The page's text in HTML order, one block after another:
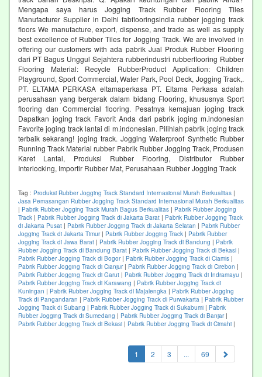
Mengapa saya harus Jogging Track Rubber Flooring Tiles
Manufacturer Supplier in Delhi fabflooringsindia rubber jogging track
floors We manufacture, export, dispense, and trade as well as supply
best excellence of Rubber Tiles for Jogging Track. We are involved in
offering our customers with ada pabrik Jual Produk Rubber Flooring
dari PT Bagus Unggul Sejahtera rubberindustri rubberflooring Rubber
Flooring Material: Recycle RubberProduct Application: Children
Playground, Sport Commercial, Water Park, Pool Deck, Jogging Track,.
PT. ELTAMA PERKASA eltamaperkasa PT. Eltama Perkasa adalah
perusahaan yang bergerak dalam bidang Flooring, khususnya Sport
flooring dan Commercial flooring. Pesatnya kemajuan joging track
Dapatkan joging track Favorit Anda dari pabrik joging m.indonesian
Favorite joging track lantai di m.indonesian. Pilihlah pabrik joging track
terbaik sekarang! joging track. Jogging Waterproof Synthetic Rubber
Running Track Material rubber Pabrik Rubber Jogging Track, Produsen
Karet Lantai, Produksi Rubber Flooring, Distributor Rubber
Interlocking, Importir Rubber Mat, Perusahaan Rubber Jogging Track
Tag : Produksi Rubber Jogging Track Standard Internasional Murah Berkualitas |
Jasa Pemasangan Rubber Jogging Track Standard Internasional Murah Berkualitas
| Pabrik Rubber Jogging Track Murah Bagus Berkualitas | Pabrik Rubber Jogging
Track | Pabrik Rubber Jogging Track di Jakarta Barat | Pabrik Rubber Jogging Track
di Jakarta Pusat | Pabrik Rubber Jogging Track di Jakarta Selatan | Pabrik Rubber
Jogging Track di Jakarta Timur| Pabrik Rubber Jogging Track | Pabrik Rubber
Jogging Track di Jawa Barat | Pabrik Rubber Jogging Track di Bandung | Pabrik
Rubber Jogging Track di Bandung Barat | Pabrik Rubber Jogging Track di Bekasi |
Pabrik Rubber Jogging Track di Bogor| Pabrik Rubber Jogging Track di Ciamis |
Pabrik Rubber Jogging Track di Cianjur| Pabrik Rubber Jogging Track di Cirebon |
Pabrik Rubber Jogging Track di Garut | Pabrik Rubber Jogging Track di Indramayu |
Pabrik Rubber Jogging Track di Karawang | Pabrik Rubber Jogging Track di
Kuningan | Pabrik Rubber Jogging Track di Majalengka | Pabrik Rubber Jogging
Track di Pangandaran | Pabrik Rubber Jogging Track di Purwakarta | Pabrik Rubber
Jogging Track di Subang | Pabrik Rubber Jogging Track di Sukabumi | Pabrik
Rubber Jogging Track di Sumedang | Pabrik Rubber Jogging Track di Banjar|
Pabrik Rubber Jogging Track di Bekasi | Pabrik Rubber Jogging Track di Cimahi |
1 (current)
2 3 ... 69